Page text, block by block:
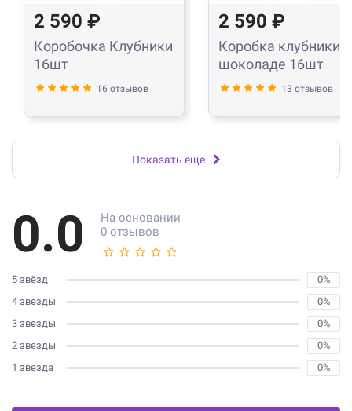
2 590 ₽
Коробочка Клубники
16шт
16 отзывов
2 590 ₽
Коробка клубники в
шоколаде 16шт
13 отзывов
Показать еще
0.0
На основании
0 отзывов
5 звёзд
0%
4 звезды
0%
3 звезды
0%
2 звезды
0%
1 звезда
0%